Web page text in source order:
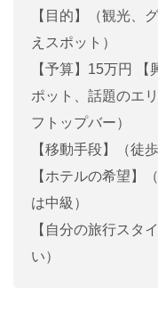
【目的】（観光、
えスポット）
【予算】15万円
ポット、話題のエ
フトップバー）
【移動手段】（徒
【ホテルの希望】
は中級）
【自分の旅行スタ
い）